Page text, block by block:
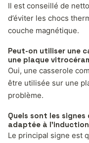
Il est conseillé de
d’éviter les chocs
couche magnétique.
Peut-on utiliser une
une plaque
Oui, une casserole
être utilisée sur une
problème.
Quels sont les signes
adaptée à
Le principal signe est